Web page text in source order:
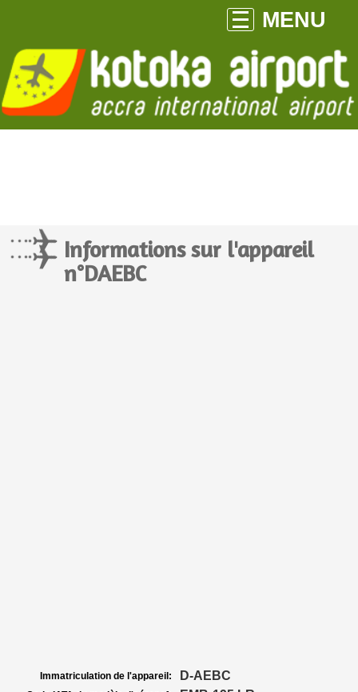
MENU
Informations sur l'appareil
n°DAEBC
Immatriculation de l'appareil: D-AEBC